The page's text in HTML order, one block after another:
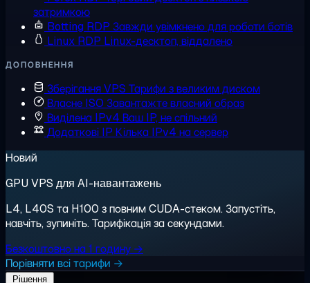
затримкою
Botting RDP Завжди увімкнено для роботи ботів
Linux RDP Linux-десктоп, віддалено
ДОПОВНЕННЯ
Зберігання VPS Тарифи з великим диском
Власне ISO Завантажте власний образ
Виділена IPv4 Ваш IP, не спільний
Додаткові IP Кілька IPv4 на сервер
Новий
GPU VPS для AI-навантажень
L4, L40S та H100 з повним CUDA-стеком. Запустіть,
навчіть, зупиніть. Тарифікація за секундами.
Безкоштовно на 1 годину →
Порівняти всі тарифи →